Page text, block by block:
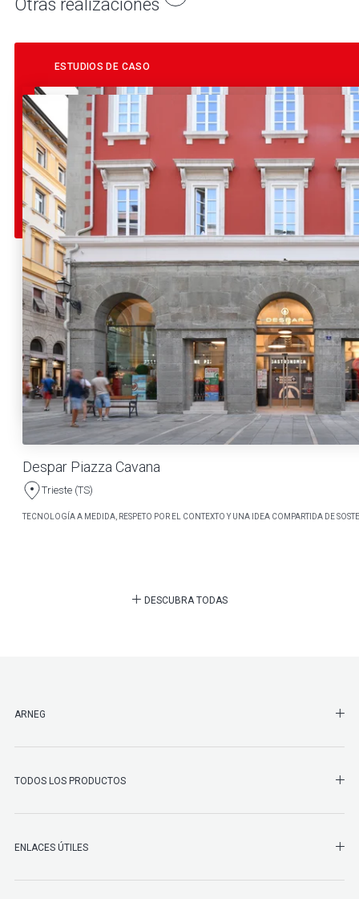
Otras realizaciones
ESTUDIOS DE CASO
Despar Piazza Cavana
Trieste (TS)
TECNOLOGÍA A MEDIDA, RESPETO POR EL CONTEXTO Y UNA IDEA COMPARTIDA DE
DESCUBRA TODAS
ARNEG
TODOS LOS PRODUCTOS
ENLACES ÚTILES